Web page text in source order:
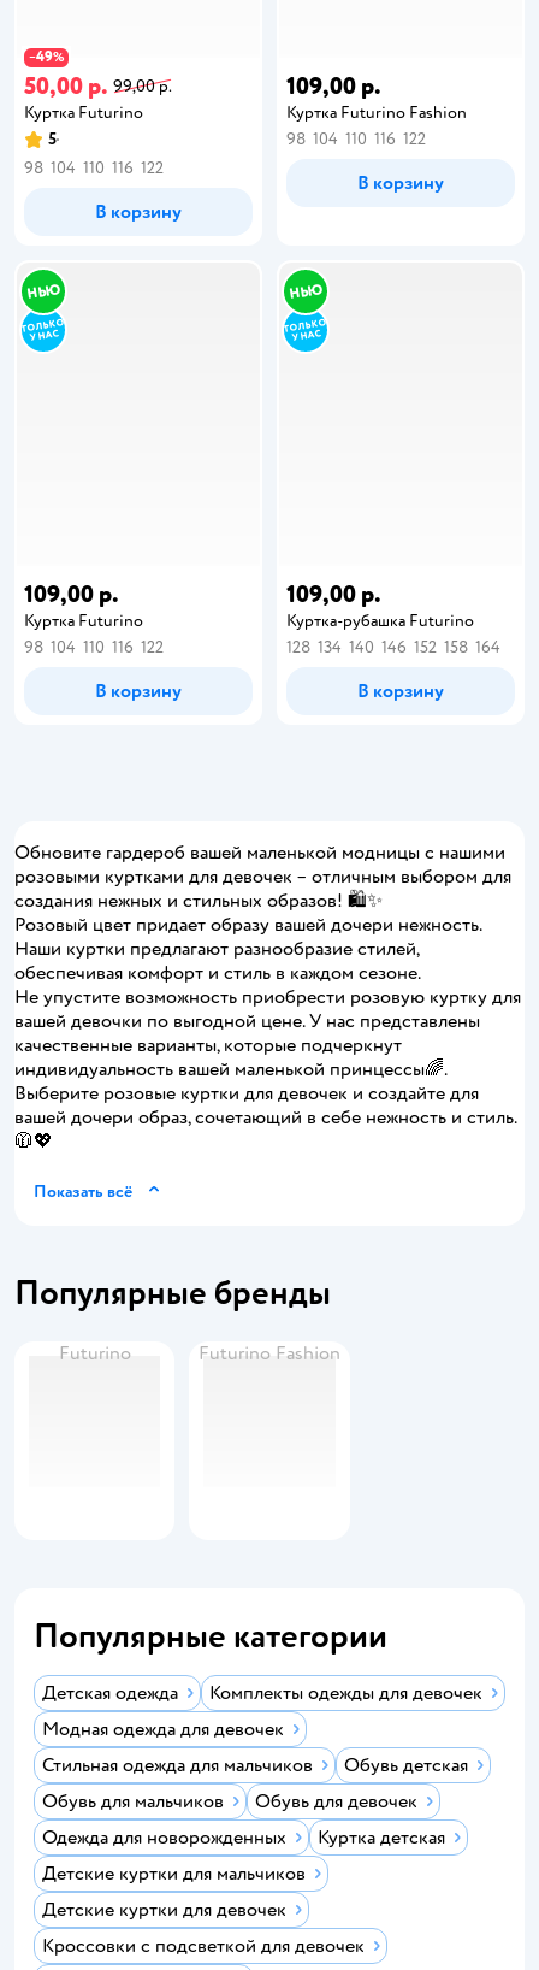
−49%
50,00 р. 99,00 р.
Куртка Futurino
5
98 104 110 116 122
В корзину
109,00 р.
Куртка Futurino Fashion
98 104 110 116 122
В корзину
109,00 р.
Куртка Futurino
98 104 110 116 122
В корзину
109,00 р.
Куртка-рубашка Futurino
128 134 140 146 152 158 164
В корзину
Обновите гардероб вашей маленькой модницы с нашими
розовыми куртками для девочек – отличным выбором для
создания нежных и стильных образов! 🛍️✨
Розовый цвет придает образу вашей дочери нежность.
Наши куртки предлагают разнообразие стилей,
обеспечивая комфорт и стиль в каждом сезоне.
Не упустите возможность приобрести розовую куртку для
вашей девочки по выгодной цене. У нас представлены
качественные варианты, которые подчеркнут
индивидуальность вашей маленькой принцессы🌈.
Выберите розовые куртки для девочек и создайте для
вашей дочери образ, сочетающий в себе нежность и стиль.
🧥💖
Показать всё
Популярные бренды
Futurino Futurino Fashion
Популярные категории
Детская одежда
Комплекты одежды для девочек
Модная одежда для девочек
Стильная одежда для мальчиков
Обувь детская
Обувь для мальчиков
Обувь для девочек
Одежда для новорожденных
Куртка детская
Детские куртки для мальчиков
Детские куртки для девочек
Кроссовки с подсветкой для девочек